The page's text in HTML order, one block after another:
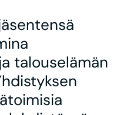
talouselämän